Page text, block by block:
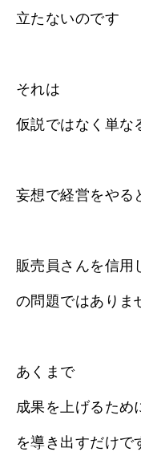
立たないのです
それは
仮説ではなく単な
妄想で経営をやる
販売員さんを信用
の問題ではありま
あくまで
成果を上げるため
を導き出すだけで